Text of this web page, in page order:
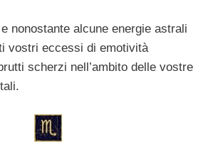
nonostante alcune energie astrali
vostri eccessi di emotività
scherzi nell’ambito delle vostre